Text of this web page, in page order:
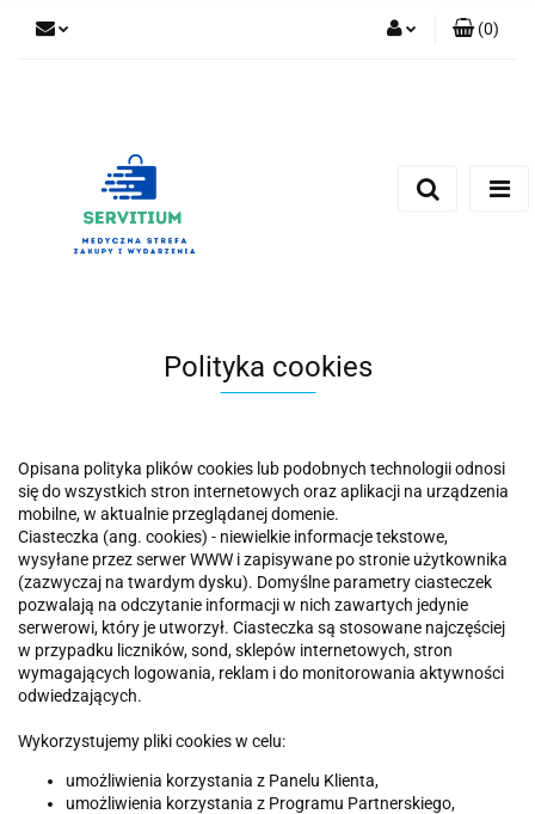
(0)
Polityka cookies
Opisana polityka plików cookies lub podobnych technologii odnosi
się do wszystkich stron internetowych oraz aplikacji na urządzenia
mobilne, w aktualnie przeglądanej domenie.
Ciasteczka (ang. cookies) - niewielkie informacje tekstowe,
wysyłane przez serwer WWW i zapisywane po stronie użytkownika
(zazwyczaj na twardym dysku). Domyślne parametry ciasteczek
pozwalają na odczytanie informacji w nich zawartych jedynie
serwerowi, który je utworzył. Ciasteczka są stosowane najczęściej
w przypadku liczników, sond, sklepów internetowych, stron
wymagających logowania, reklam i do monitorowania aktywności
odwiedzających.
Wykorzystujemy pliki cookies w celu:
umożliwienia korzystania z Panelu Klienta,
umożliwienia korzystania z Programu Partnerskiego,